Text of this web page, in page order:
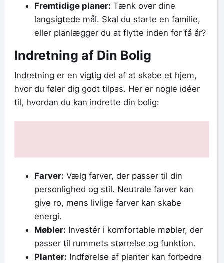
Fremtidige planer: Tænk over dine
langsigtede mål. Skal du starte en familie,
eller planlægger du at flytte inden for få år?
Indretning af Din Bolig
Indretning er en vigtig del af at skabe et hjem,
hvor du føler dig godt tilpas. Her er nogle idéer
til, hvordan du kan indrette din bolig:
Farver: Vælg farver, der passer til din
personlighed og stil. Neutrale farver kan
give ro, mens livlige farver kan skabe
energi.
Møbler: Investér i komfortable møbler, der
passer til rummets størrelse og funktion.
Planter: Indførelse af planter kan forbedre